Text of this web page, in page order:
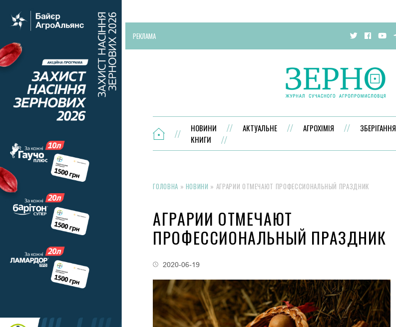
РЕКЛАМА
НОВИНИ АКТУАЛЬНЕ АГРОХІМІЯ ЗБЕРІГАННЯ
КНИГИ
ГОЛОВНА » НОВИНИ » АГРАРИИ ОТМЕЧАЮТ ПРОФЕССИОНАЛЬНЫЙ ПРАЗДНИК
АГРАРИИ ОТМЕЧАЮТ
ПРОФЕССИОНАЛЬНЫЙ ПРАЗДНИК
2020-06-19